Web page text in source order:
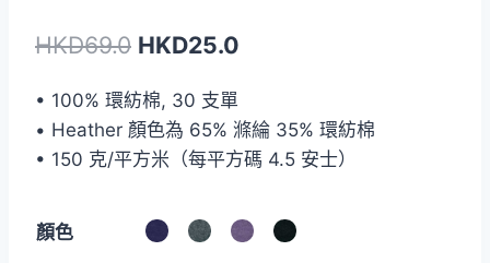
位顧客進行
HKD69.0 原
價
格：
HKD25.0
價
格：
• 100% 環紡棉, 30 支單
• Heather 顏色為 65% 滌綸 35% 環紡棉
• 150 克/平方米（每平方碼 4.5 安士）
顏色